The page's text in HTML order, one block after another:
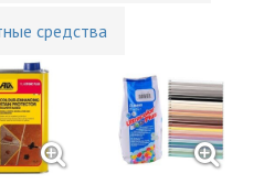
средства